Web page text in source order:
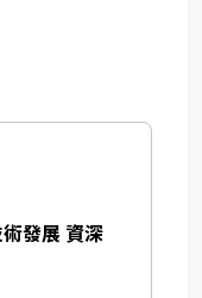
發展 資深